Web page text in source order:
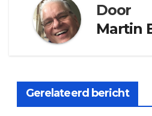
Door
Martin
Gerelateerd bericht